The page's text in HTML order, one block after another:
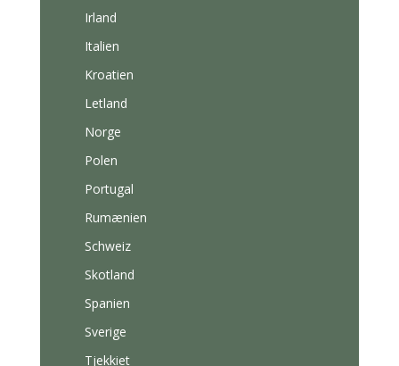
Irland
Italien
Kroatien
Letland
Norge
Polen
Portugal
Rumænien
Schweiz
Skotland
Spanien
Sverige
Tjekkiet